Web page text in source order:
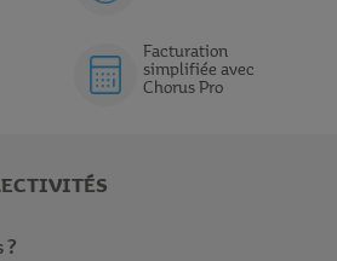
Facturation
simplifiée avec
Chorus Pro
?